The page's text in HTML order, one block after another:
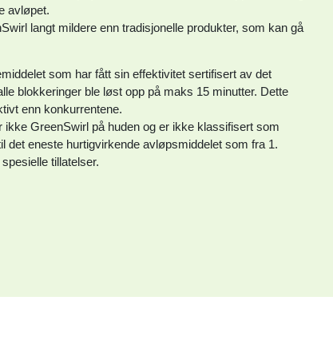
avløpet.
langt mildere enn tradisjonelle produkter, som kan gå
som har fått sin effektivitet sertifisert av det
blokkeringer ble løst opp på maks 15 minutter. Dette
enn konkurrentene.
ikke GreenSwirl på huden og er ikke klassifisert som
det eneste hurtigvirkende avløpsmiddelet som fra 1.
tillatelser.